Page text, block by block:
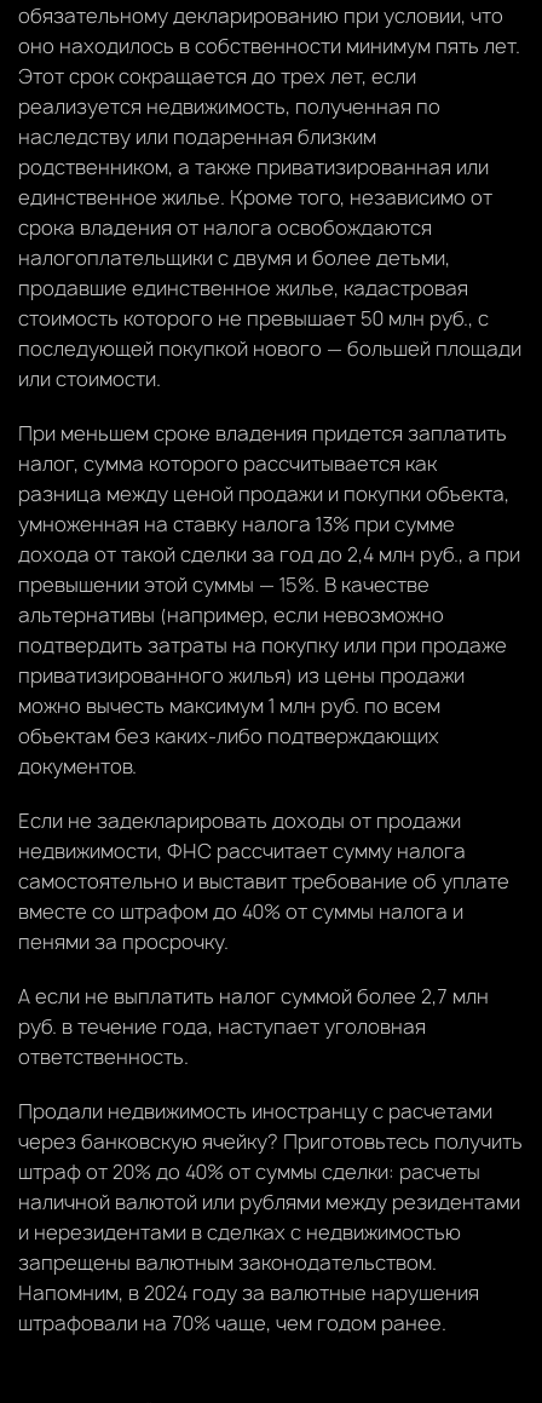
обязательному декларированию при условии, что
оно находилось в собственности минимум пять лет.
Этот срок сокращается до трех лет, если
реализуется недвижимость, полученная по
наследству или подаренная близким
родственником, а также приватизированная или
единственное жилье. Кроме того, независимо от
срока владения от налога освобождаются
налогоплательщики с двумя и более детьми,
продавшие единственное жилье, кадастровая
стоимость которого не превышает 50 млн руб., с
последующей покупкой нового — большей площади
или стоимости.
При меньшем сроке владения придется заплатить
налог, сумма которого рассчитывается как
разница между ценой продажи и покупки объекта,
умноженная на ставку налога 13% при сумме
дохода от такой сделки за год до 2,4 млн руб., а при
превышении этой суммы — 15%. В качестве
альтернативы (например, если невозможно
подтвердить затраты на покупку или при продаже
приватизированного жилья) из цены продажи
можно вычесть максимум 1 млн руб. по всем
объектам без каких-либо подтверждающих
документов.
Если не задекларировать доходы от продажи
недвижимости, ФНС рассчитает сумму налога
самостоятельно и выставит требование об уплате
вместе со штрафом до 40% от суммы налога и
пенями за просрочку.
А если не выплатить налог суммой более 2,7 млн
руб. в течение года, наступает уголовная
ответственность.
Продали недвижимость иностранцу с расчетами
через банковскую ячейку? Приготовьтесь получить
штраф от 20% до 40% от суммы сделки: расчеты
наличной валютой или рублями между резидентами
и нерезидентами в сделках с недвижимостью
запрещены валютным законодательством.
Напомним, в 2024 году за валютные нарушения
штрафовали на 70% чаще, чем годом ранее.